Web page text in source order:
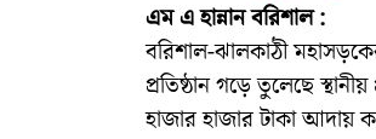
এম এ হান্নান বরিশাল :
বরিশাল-ঝালকাঠী
প্রতিষ্ঠান গড়ে তুলেছে
হাজার হাজার টাকা আদায়